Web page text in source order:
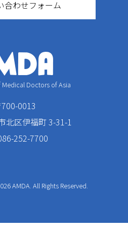
合わせフォーム
Doctors of Asia
700-0013
北区伊福町 3-31-1
252-7700
AMDA. All Rights Reserved.